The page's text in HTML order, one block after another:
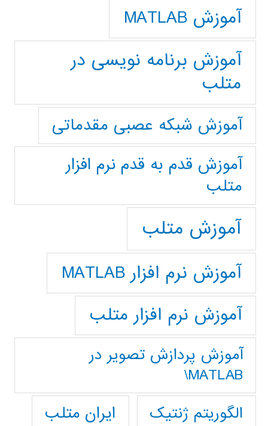
آموزش MATLAB
آموزش برنامه نویسی در
متلب
آموزش شبکه عصبی مقدماتی
آموزش قدم به قدم نرم افزار
متلب
آموزش متلب
آموزش نرم افزار MATLAB
آموزش نرم افزار متلب
آموزش پردازش تصوير در
MATLAB\
الگوریتم ژنتیک
ایران متلب